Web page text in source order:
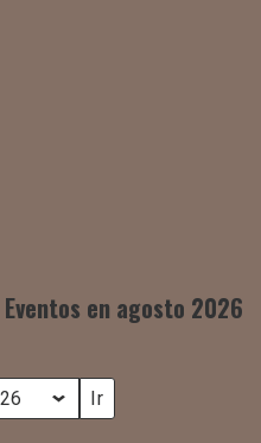
Eventos en agosto 2026